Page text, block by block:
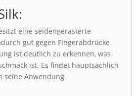
eine seidengerasterte
gut gegen Fingerabdrücke
ist deutlich zu erkennen, was
ist. Es findet hauptsächlich
seine Anwendung.